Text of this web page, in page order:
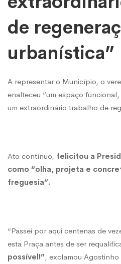
de
urbanística”
A representar o Município, o
enalteceu “um espaço
um extraordinário trabalho de
Ato contínuo, felicitou a
como “olha, projeta e
freguesia”.
“Passei por aqui centenas de
esta Praça antes de ser
possível!”, exclamou